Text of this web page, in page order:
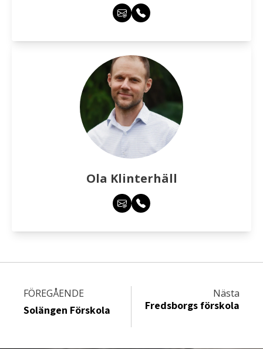
Ola Klinterhäll
FÖREGÅENDE
Solängen Förskola
Nästa
Fredsborgs förskola